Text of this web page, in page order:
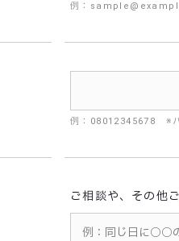
例：
例：08012345678 ※ハ
ご相談や、その他